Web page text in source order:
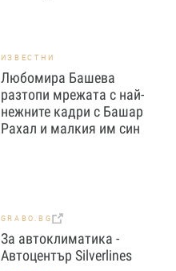
ИЗВЕСТНИ
Любомира Башева
разтопи мрежата с най-
нежните кадри с Башар
Рахал и малкия им син
GRABO.BG
За автоклиматика -
Автоцентър Silverlines